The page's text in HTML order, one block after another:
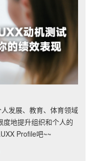
发展、教育、体育领域
度地提升组织和个人的
Profile吧~~